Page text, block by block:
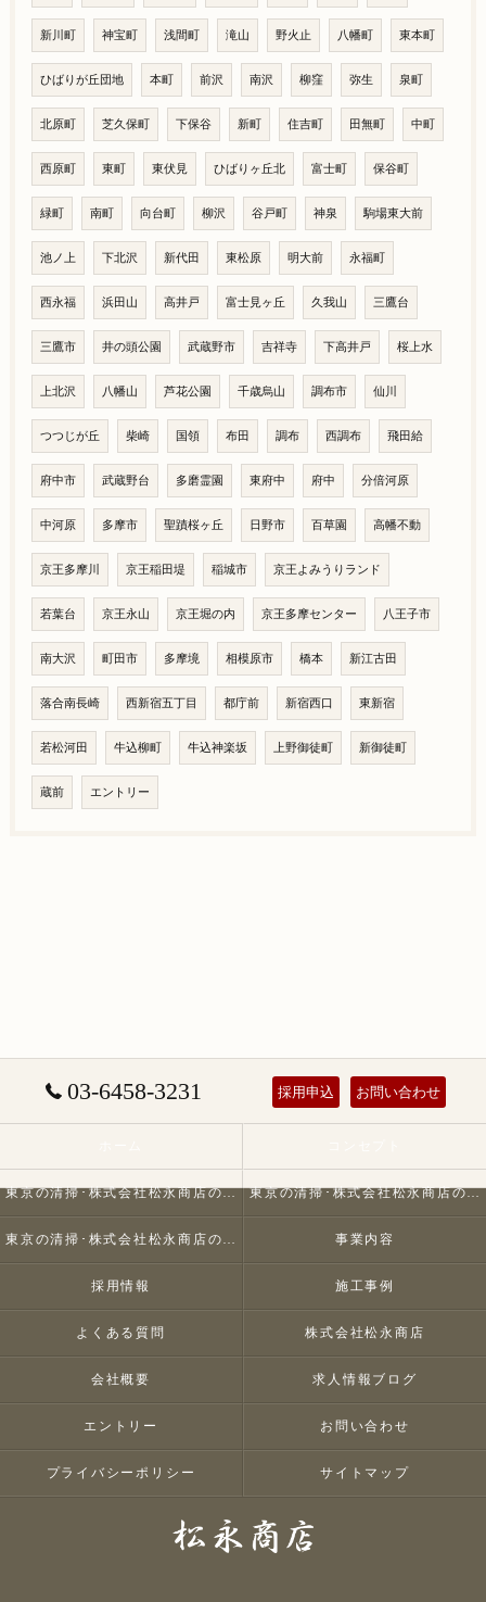
新川町 神宝町 浅間町 滝山 野火止 八幡町 東本町
ひばりが丘団地 本町 前沢 南沢 柳窪 弥生 泉町
北原町 芝久保町 下保谷 新町 住吉町 田無町 中町
西原町 東町 東伏見 ひばりヶ丘北 富士町 保谷町
緑町 南町 向台町 柳沢 谷戸町 神泉 駒場東大前
池ノ上 下北沢 新代田 東松原 明大前 永福町
西永福 浜田山 高井戸 富士見ヶ丘 久我山 三鷹台
三鷹市 井の頭公園 武蔵野市 吉祥寺 下高井戸 桜上水
上北沢 八幡山 芦花公園 千歳烏山 調布市 仙川
つつじが丘 柴崎 国領 布田 調布 西調布 飛田給
府中市 武蔵野台 多磨霊園 東府中 府中 分倍河原
中河原 多摩市 聖蹟桜ヶ丘 日野市 百草園 高幡不動
京王多摩川 京王稲田堤 稲城市 京王よみうりランド
若葉台 京王永山 京王堀の内 京王多摩センター 八王子市
南大沢 町田市 多摩境 相模原市 橋本 新江古田
落合南長崎 西新宿五丁目 都庁前 新宿西口 東新宿
若松河田 牛込柳町 牛込神楽坂 上野御徒町 新御徒町
蔵前 エントリー
03-6458-3231 採用申込 お問い合わせ
東京の清掃･株式会社松永商店の口コミ情報 東京の清掃･株式会社松永商店の評判
東京の清掃･株式会社松永商店のお客様の声 事業内容
採用情報 施工事例
よくある質問 株式会社松永商店
会社概要 求人情報ブログ
エントリー お問い合わせ
プライバシーポリシー サイトマップ